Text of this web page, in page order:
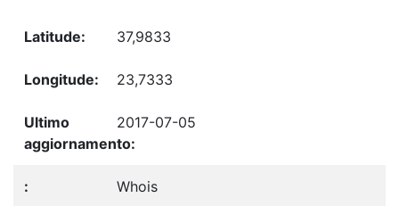
37,9833
23,7333
2017-07-05
Whois